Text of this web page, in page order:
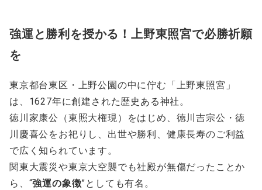
強運と勝利を授かる！上野東照宮で必勝祈願
を
東京都台東区・上野公園の中に佇む「上野東照宮」
は、1627年に創建された歴史ある神社。
徳川家康公（東照大権現）をはじめ、徳川吉宗公・徳
川慶喜公をお祀りし、出世や勝利、健康長寿のご利益
で広く知られています。
関東大震災や東京大空襲でも社殿が無傷だったことか
ら、“強運の象徴”としても有名。